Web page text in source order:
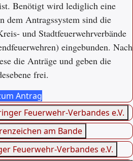
Benötigt wird lediglich eine
dem Antragssystem sind die
und Stadtfeuerwehrverbände
eingebunden. Nach
die Anträge und geben die
frei.
Antrag
Feuerwehr‐Verbandes e.V.
am Bande
Feuerwehr‐Verbandes e.V.